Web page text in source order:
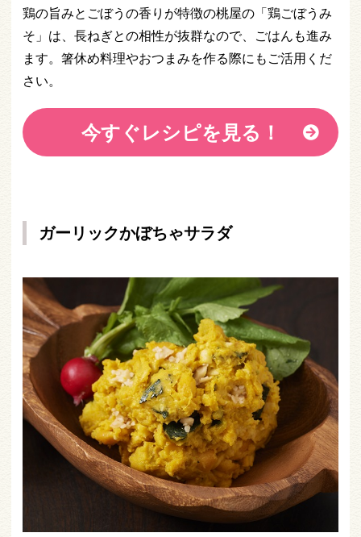
鶏の旨みとごぼうの香りが特徴の桃屋の「鶏ごぼうみ
そ」は、長ねぎとの相性が抜群なので、ごはんも進み
ます。箸休め料理やおつまみを作る際にもご活用くだ
さい。
今すぐレシピを見る！
ガーリックかぼちゃサラダ